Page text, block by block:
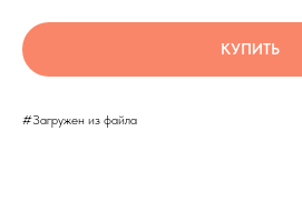
КУПИТЬ
#Загружен из файла